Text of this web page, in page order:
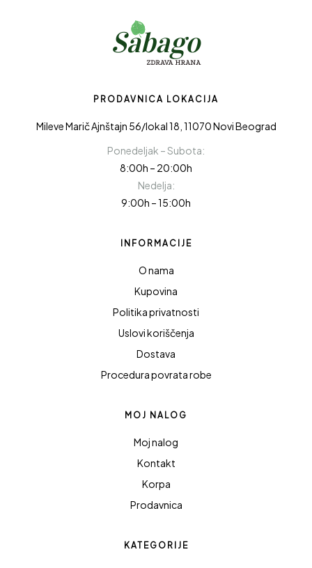
PRODAVNICA LOKACIJA
Mileve Marič Ajnštajn 56/lokal 18, 11070 Novi Beograd
Ponedeljak – Subota:
8:00h – 20:00h
Nedelja:
9:00h – 15:00h
INFORMACIJE
O nama
Kupovina
Politika privatnosti
Uslovi koriščenja
Dostava
Procedura povrata robe
MOJ NALOG
Moj nalog
Kontakt
Korpa
Prodavnica
KATEGORIJE